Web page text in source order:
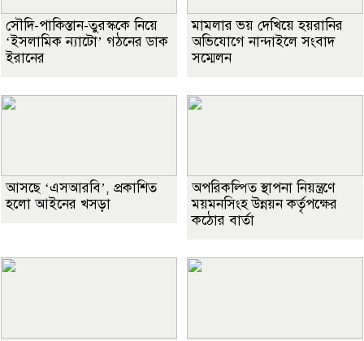
সৌদি-পাকিস্তান-তুরস্ককে নিয়ে
‘ইসলামিক ন্যাটো’ গঠনের ডাক
ইরানের
মামলার ভয় দেখিয়ে হয়রানির
অভিযোগে নান্দাইলে সংবাদ
সম্মেলন
আসছে ‘এসআরবি’, প্রকাশিত
হলো আইনের খসড়া
অপরিকল্পিত স্থাপনা নিয়ন্ত্রণে
ময়মনসিংহ উন্নয়ন কর্তৃপক্ষের
কঠোর বার্তা